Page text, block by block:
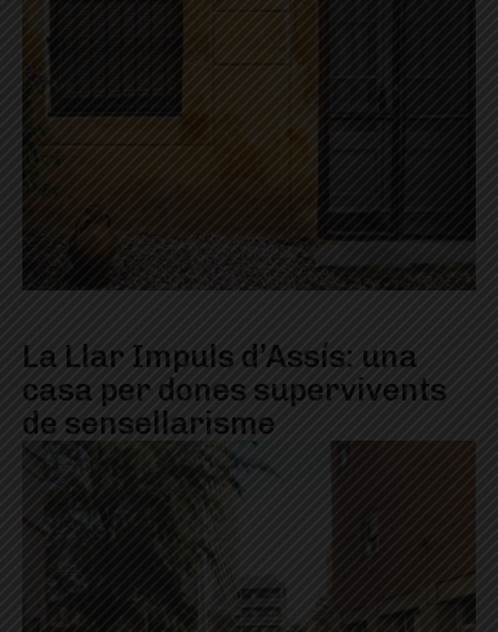
La Llar Impuls d’Assís: una
casa per dones supervivents
de sensellarisme